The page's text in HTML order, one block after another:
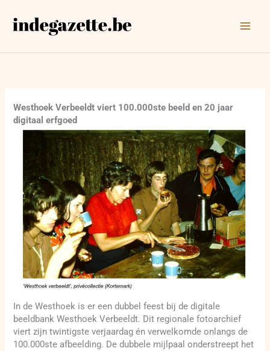
naar
Westhoek Verbeeldt viert 100.000ste beeld en 20 jaar
digitaal erfgoed
In de Westhoek is er een dubbel feest bij de digitale
beeldbank Westhoek Verbeeldt. Dit regionale fotoarchief
viert zijn twintigste verjaardag én verwelkomde onlangs de
100.000ste afbeelding. De dubbele mijlpaal onderstreept het